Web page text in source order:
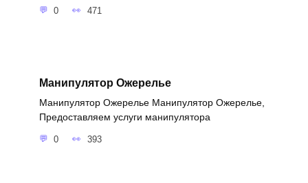
0 471
Манипулятор Ожерелье
Манипулятор Ожерелье Манипулятор Ожерелье,
Предоставляем услуги манипулятора
0 393